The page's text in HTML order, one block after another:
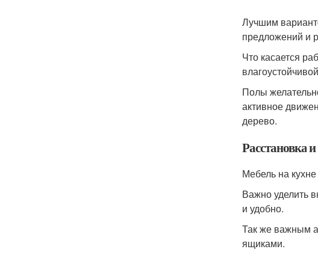
Лучшим
предложений и
Что касается
Полы
активное
дерево.
Расстановка
Мебель на
Важно уделить
и удобно.
Так же важным
ящиками.